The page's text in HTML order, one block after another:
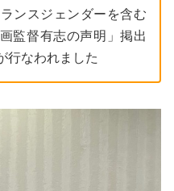
ンスジェンダーを含む
監督有志の声明」掲出
行なわれました